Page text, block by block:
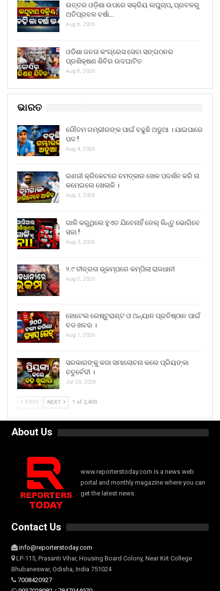
ଉତ୍ତର ଓଡ଼ିଶା ଉପରେ ସକ୍ରିୟ ଲଘୁଚାପ, ପ୍ରବଳରୁ
ଅତିପ୍ରବଳ ବର୍ଷା…
Aug 8, 2026
ଓଡିଶା ଜନତା କଂଗ୍ରେସ ସେବା ସଙ୍ଗଠନର
ପ୍ରଶିକ୍ଷଣ ଶିବିର ଉଦଘାଟିତ
Aug 8, 2026
ଭାରତ
ଗୌତମ ଗମ୍ଭୀରଙ୍କ ପାଇଁ ବଢୁଛି ଅଡୁଆ । ଯାଇପାରେ
ପଦ !
Aug 4, 2026
ରଣଜୀ କ୍ରିକେଟରେ ଚମତ୍କାର ଖେଳ ପଦର୍ଶନ କରି ନା
କମେଇଲେ ଖେଳାଳି ।
Aug 3, 2026
ଗାଳି କରୁଥିଲେ ହୁଏତ ଯିବେନାହିଁ ଜେଲ୍ କିନ୍ତୁ ଭୋଗିବେ
ସଜା !
Aug 3, 2026
୨.୯ ତୀବ୍ରତା ଭୂକମ୍ପରେ କମ୍ପିଲା ରାଜଧାନୀ
Aug 2, 2026
ହୋଟେଲ ରେଷ୍ଟୁରାଣ୍ଟ ଓ ଅନ୍ୟାନ ପ୍ରତିଷ୍ଠାନ ପାଇଁ
ବଡ ଖବର ।
Aug 1, 2026
ସରକାରଙ୍କୁ କଡା ସମାଲୋଚନା କଲେ ପ୍ରିୟଙ୍କା
ଚତୁର୍ବେଦୀ ।
Jul 20, 2026
PREV NEXT 1 of 2,409
About Us
www.reporterstoday.com is a news web
portal and monthly magazine where you can
get the latest news.
Contact Us
info@reporterstoday.com
LP-115, Prasanti Vihar, Housing Board Colony, Near Kiit College
Bhubaneswar, Odisha, India 751024
7008420927